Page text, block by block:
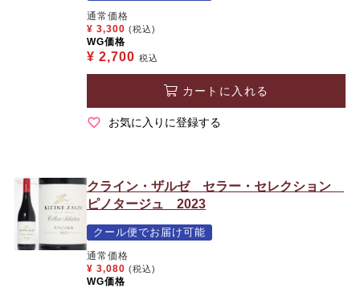
通常価格
¥ 3,300 (税込)
WG価格
¥ 2,700 税込
カートに入れる
お気に入りに登録する
クライン・ザルゼ セラー・セレクション
ピノタージュ 2023
クール便でお届け可能
通常価格
¥ 3,080 (税込)
WG価格